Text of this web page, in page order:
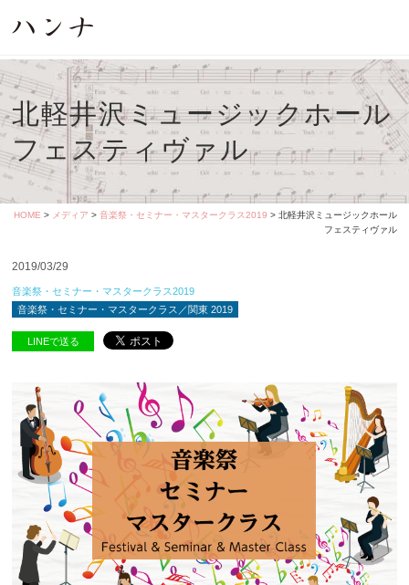
北軽井沢ミュージックホール
フェスティヴァル
HOME > メディア > 音楽祭・セミナー・マスタークラス2019 > 北軽井沢ミュージックホール
フェスティヴァル
2019/03/29
音楽祭・セミナー・マスタークラス2019
音楽祭・セミナー・マスタークラス／関東 2019
LINEで送る